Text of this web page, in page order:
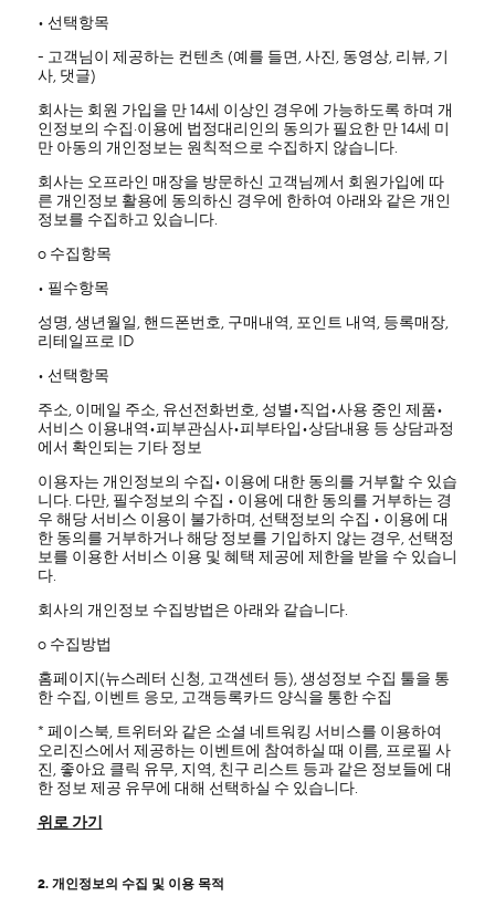
• 선택항목
- 고객님이 제공하는 컨텐츠 (예를 들면, 사진, 동영상, 리뷰, 기
사, 댓글)
회사는 회원 가입을 만 14세 이상인 경우에 가능하도록 하며 개
인정보의 수집·이용에 법정대리인의 동의가 필요한 만 14세 미
만 아동의 개인정보는 원칙적으로 수집하지 않습니다.
회사는 오프라인 매장을 방문하신 고객님께서 회원가입에 따
른 개인정보 활용에 동의하신 경우에 한하여 아래와 같은 개인
정보를 수집하고 있습니다.
ο 수집항목
• 필수항목
성명, 생년월일, 핸드폰번호, 구매내역, 포인트 내역, 등록매장,
리테일프로 ID
• 선택항목
주소, 이메일 주소, 유선전화번호, 성별•직업•사용 중인 제품•
서비스 이용내역•피부관심사•피부타입•상담내용 등 상담과정
에서 확인되는 기타 정보
이용자는 개인정보의 수집• 이용에 대한 동의를 거부할 수 있습
니다. 다만, 필수정보의 수집 • 이용에 대한 동의를 거부하는 경
우 해당 서비스 이용이 불가하며, 선택정보의 수집 • 이용에 대
한 동의를 거부하거나 해당 정보를 기입하지 않는 경우, 선택정
보를 이용한 서비스 이용 및 혜택 제공에 제한을 받을 수 있습니
다.
회사의 개인정보 수집방법은 아래와 같습니다.
ο 수집방법
홈페이지(뉴스레터 신청, 고객센터 등), 생성정보 수집 툴을 통
한 수집, 이벤트 응모, 고객등록카드 양식을 통한 수집
* 페이스북, 트위터와 같은 소셜 네트워킹 서비스를 이용하여
오리진스에서 제공하는 이벤트에 참여하실 때 이름, 프로필 사
진, 좋아요 클릭 유무, 지역, 친구 리스트 등과 같은 정보들에 대
한 정보 제공 유무에 대해 선택하실 수 있습니다.
위로 가기
2. 개인정보의 수집 및 이용 목적